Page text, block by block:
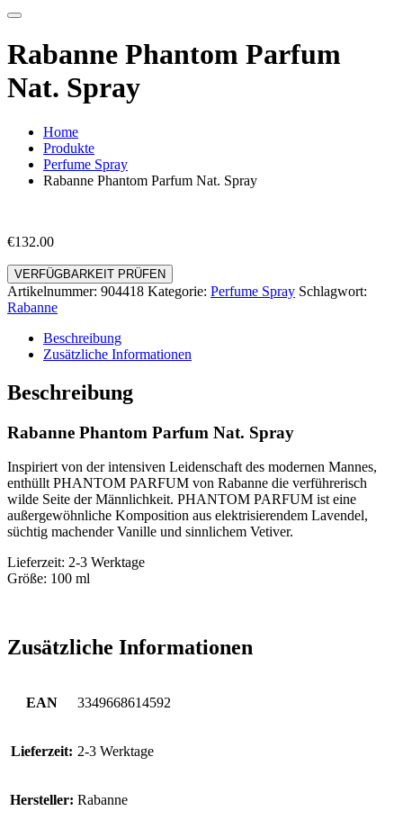
Rabanne Phantom Parfum
Nat. Spray
Home
Produkte
Perfume Spray
Rabanne Phantom Parfum Nat. Spray
€132.00
VERFÜGBARKEIT PRÜFEN
Artikelnummer: 904418 Kategorie: Perfume Spray Schlagwort:
Rabanne
Beschreibung
Zusätzliche Informationen
Beschreibung
Rabanne Phantom Parfum Nat. Spray
Inspiriert von der intensiven Leidenschaft des modernen Mannes,
enthüllt PHANTOM PARFUM von Rabanne die verführerisch
wilde Seite der Männlichkeit. PHANTOM PARFUM ist eine
außergewöhnliche Komposition aus elektrisierendem Lavendel,
süchtig machender Vanille und sinnlichem Vetiver.
Lieferzeit: 2-3 Werktage
Größe: 100 ml
Zusätzliche Informationen
EAN 3349668614592
Lieferzeit: 2-3 Werktage
Hersteller: Rabanne